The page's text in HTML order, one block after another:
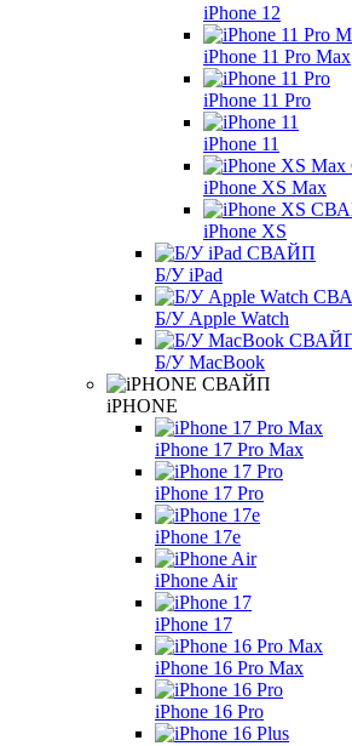
iPhone 12
iPhone 11 Pro Max
iPhone 11 Pro
iPhone 11
iPhone XS Max
iPhone XS
Б/У iPad
Б/У Apple Watch
Б/У MacBook
iPHONE
iPhone 17 Pro Max
iPhone 17 Pro
iPhone 17e
iPhone Air
iPhone 17
iPhone 16 Pro Max
iPhone 16 Pro